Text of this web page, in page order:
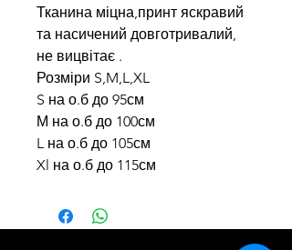
Тканина міцна,принт яскравий
та насичений довготривалий,
не вицвітає .
Розміри S,M,L,XL
S на о.б до 95см
М на о.б до 100см
L на о.б до 105см
Xl на о.б до 115см